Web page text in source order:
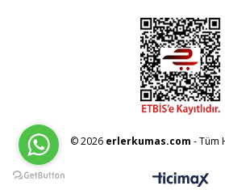
© 2026 erlerkumas.com - Tüm